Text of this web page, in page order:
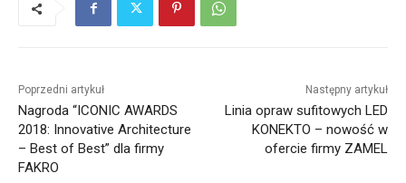
Poprzedni artykuł
Nagroda “ICONIC AWARDS
2018: Innovative Architecture
– Best of Best” dla firmy
FAKRO
Następny artykuł
Linia opraw sufitowych LED
KONEKTO – nowość w
ofercie firmy ZAMEL